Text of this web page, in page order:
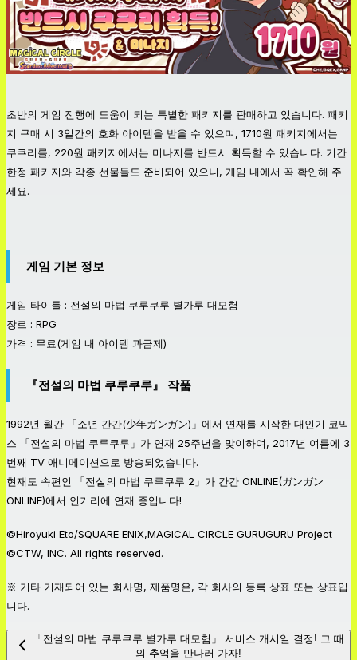
초반의 게임 진행에 도움이 되는 특별한 패키지를 판매하고 있습니다. 패키
지 구매 시 3일간의 호화 아이템을 받을 수 있으며, 1710원 패키지에서는
쿠쿠리를, 220원 패키지에서는 미나지를 반드시 획득할 수 있습니다. 기간
한정 패키지와 각종 선물들도 준비되어 있으니, 게임 내에서 꼭 확인해 주
세요.
게임 기본 정보
게임 타이틀 : 전설의 마법 쿠루쿠루 별가루 대모험
장르 : RPG
가격 : 무료(게임 내 아이템 과금제)
『전설의 마법 쿠루쿠루』 작품
1992년 월간 「소년 간간(少年ガンガン)」에서 연재를 시작한 대인기 코믹
스 「전설의 마법 쿠루쿠루」가 연재 25주년을 맞이하여, 2017년 여름에 3
번째 TV 애니메이션으로 방송되었습니다.
현재도 속편인 「전설의 마법 쿠루쿠루 2」가 간간 ONLINE(ガンガン
ONLINE)에서 인기리에 연재 중입니다!
©Hiroyuki Eto/SQUARE ENIX,MAGICAL CIRCLE GURUGURU Project
©CTW, INC. All rights reserved.
※ 기타 기재되어 있는 회사명, 제품명은, 각 회사의 등록 상표 또는 상표입
니다.
「전설의 마법 쿠루쿠루 별가루 대모험」 서비스 개시일 결정! 그 때
의 추억을 만나러 가자!